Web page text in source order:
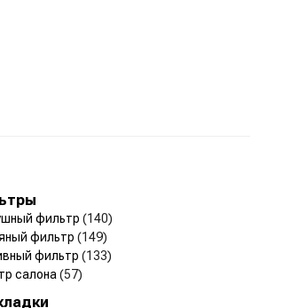
фильтр (140)
фильтр (149)
фильтр (133)
салона (57)